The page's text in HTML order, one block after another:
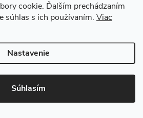
cookie. Ďalším prechádzaním
súhlas s ich používaním. Viac
Nastavenie
Súhlasím